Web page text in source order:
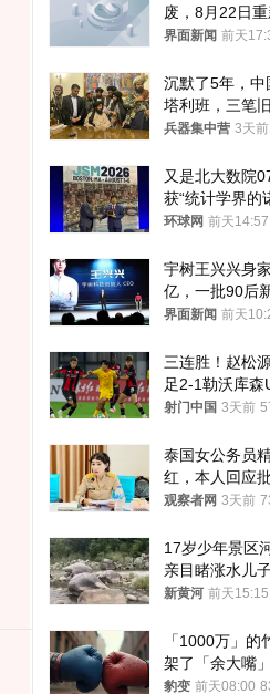
废，8月22日
界面新闻 前天
沉默了5年，中
塔利班，三笔
最大风险出现
兵器集中营 3天前
又是北大数院
获“统计学界的
环球网 前天14:57
宇树王兴兴身
亿，一批90后
界面新闻 前天
三连胜！赵松
足2-1勒沃库森
将战河床
射门中国 3天前
泰国女公务员
红，本人回应
就别看
观察者网 3天前
17岁少年景区
亲目睹涨水儿
地排除上游泄
新黄河 前天15:15
「1000万」的
架了「余大嘴」
豹变 前天08:00